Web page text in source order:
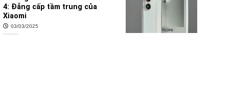
4: Đẳng cấp tầm trung của
Xiaomi
03/03/2025